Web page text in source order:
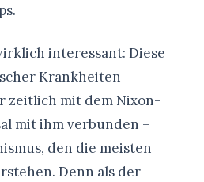
interessant: Diese
Krankheiten
mit dem Nixon-
mit ihm verbunden –
den die meisten
Denn als der